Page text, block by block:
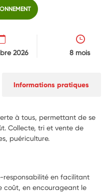
2026 8 mois
Informations pratiques
à tous, permettant de se
Collecte, tri et vente de
puériculture.
responsabilité en facilitant
coût, en encourageant le